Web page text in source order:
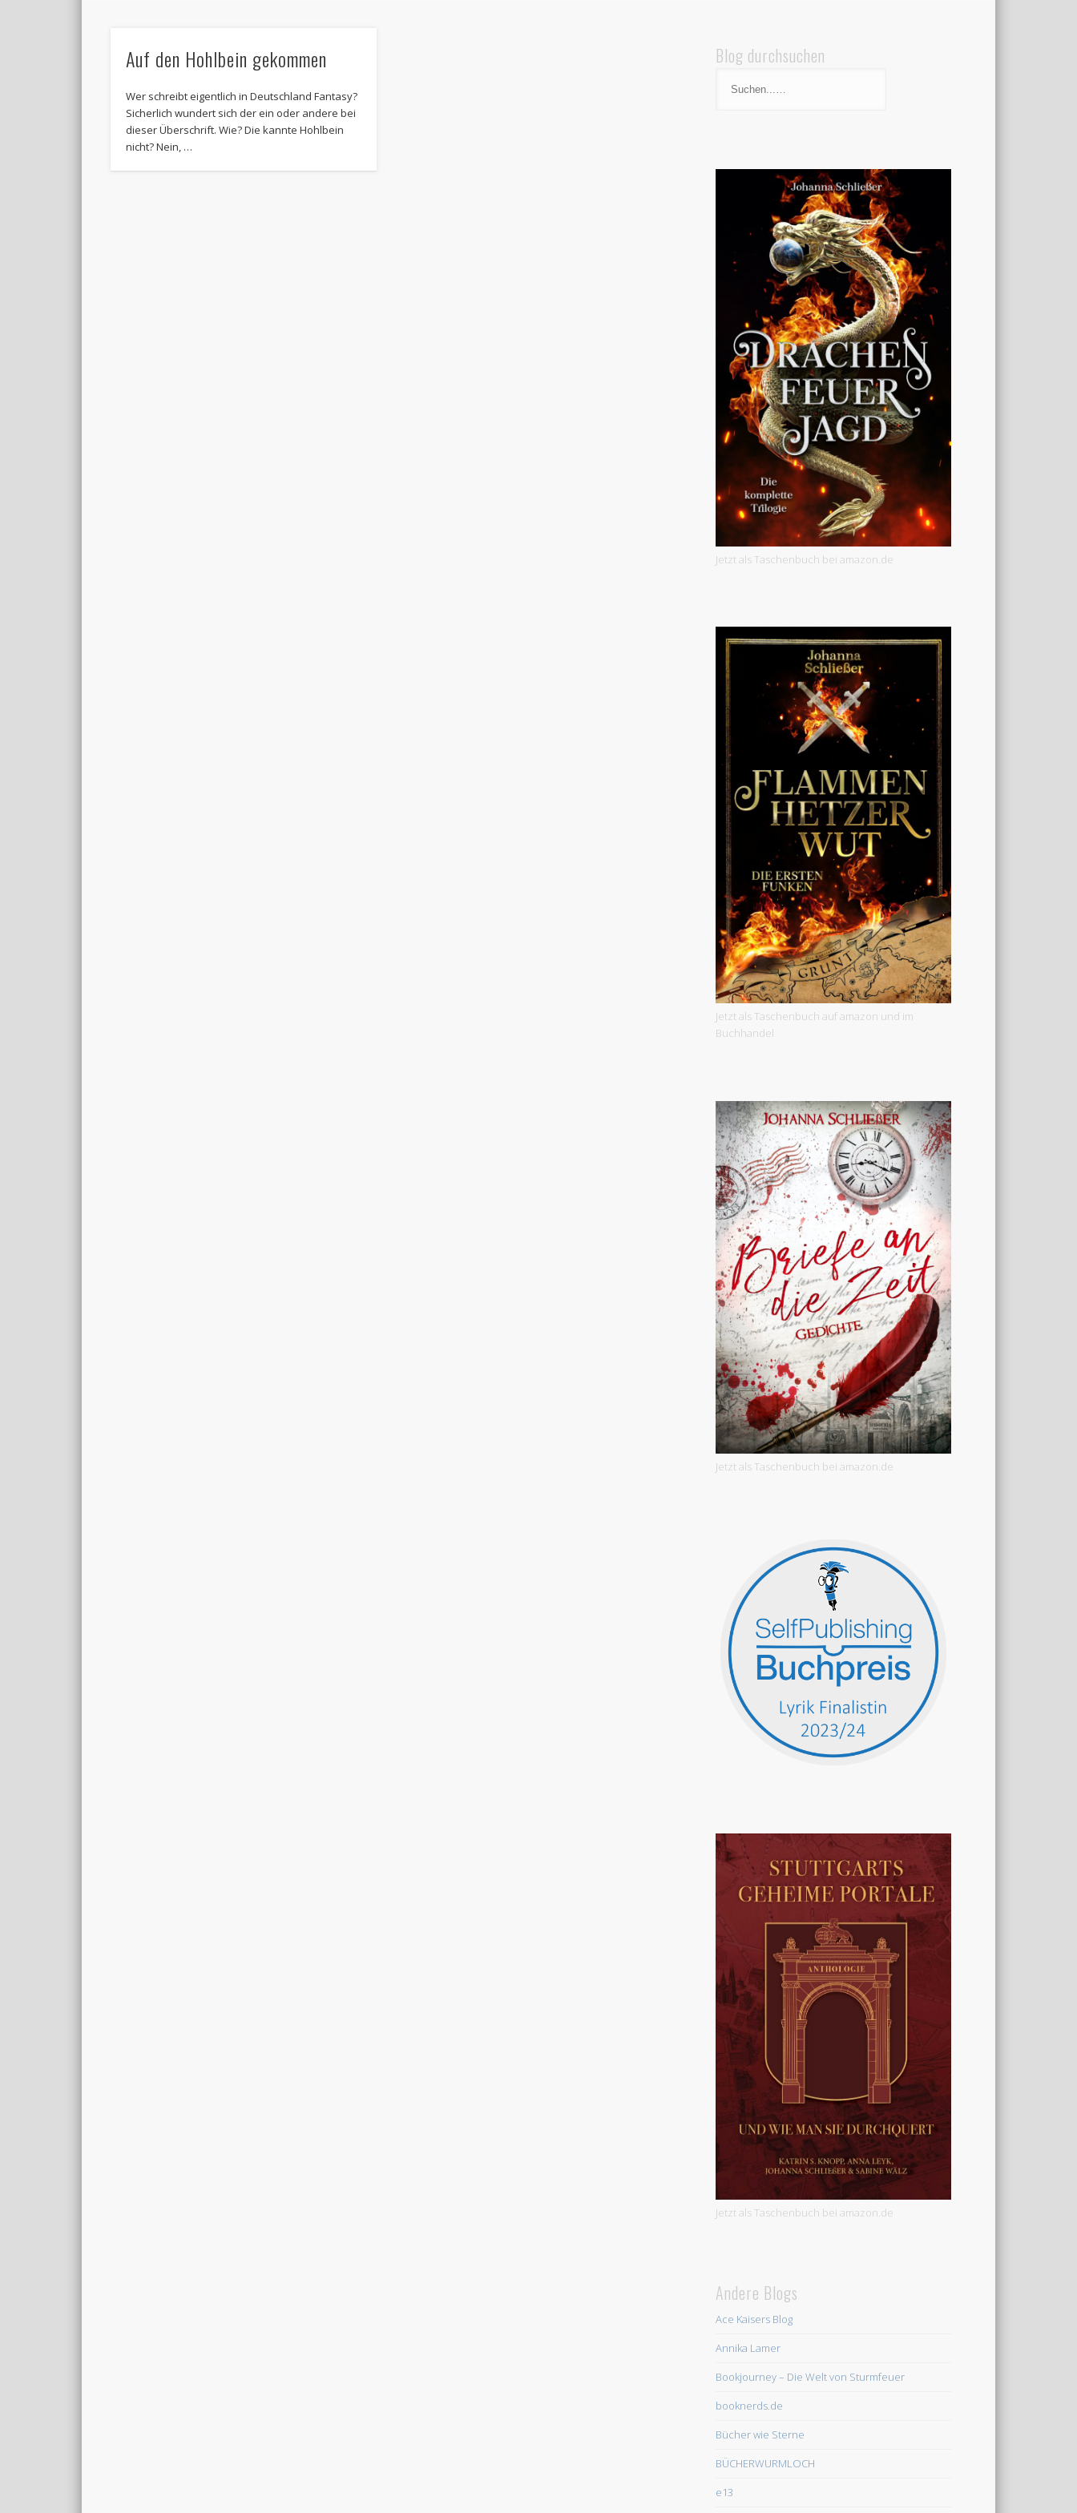
Auf den Hohlbein gekommen
Wer schreibt eigentlich in Deutschland Fantasy?
Sicherlich wundert sich der ein oder andere bei
dieser Überschrift. Wie? Die kannte Hohlbein
nicht? Nein, …
Blog durchsuchen
Jetzt als Taschenbuch bei amazon.de
Jetzt als Taschenbuch auf amazon und im
Buchhandel
Jetzt als Taschenbuch bei amazon.de
Jetzt als Taschenbuch bei amazon.de
Andere Blogs
Ace Kaisers Blog
Annika Lamer
Bookjourney – Die Welt von Sturmfeuer
booknerds.de
Bücher wie Sterne
BÜCHERWURMLOCH
e13